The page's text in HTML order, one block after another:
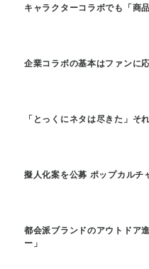
キャラクターコラボでも「商
企業コラボの基本はファンに
「とっくにネタは尽きた」そ
擬人化案を公募 ポップカルチ
都会派ブランドのアウトドア
ー」